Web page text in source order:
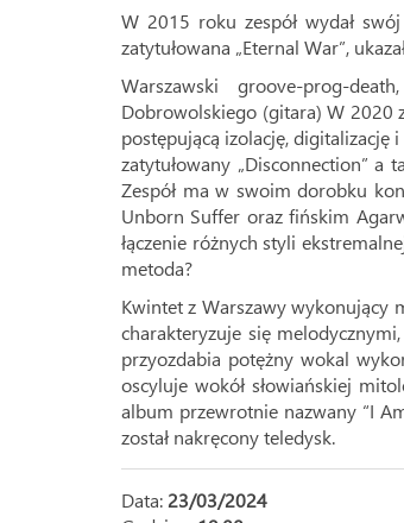
W 2015 roku zespół wydał
zatytułowana „Eternal War”,
Warszawski groove-prog-
Dobrowolskiego (gitara) W 2020
postępującą izolację, digitalizację
zatytułowany „Disconnection”
Zespół ma w swoim dorobku
Unborn Suffer oraz fińskim
łączenie różnych styli
metoda?
Kwintet z Warszawy wykonujący
charakteryzuje się
przyozdabia potężny wokal
oscyluje wokół słowiańskiej
album przewrotnie nazwany “I
został nakręcony teledysk.
Data: 23/03/2024